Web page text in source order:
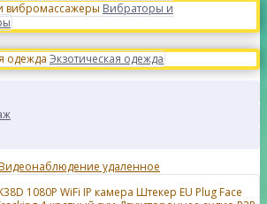
Вибраторы и
Экзотическая одежда